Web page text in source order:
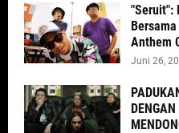
"Seruit":
Anthem
Juni 26,